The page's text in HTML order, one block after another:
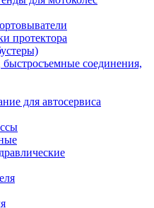
протектора
соединения,
для автосервиса